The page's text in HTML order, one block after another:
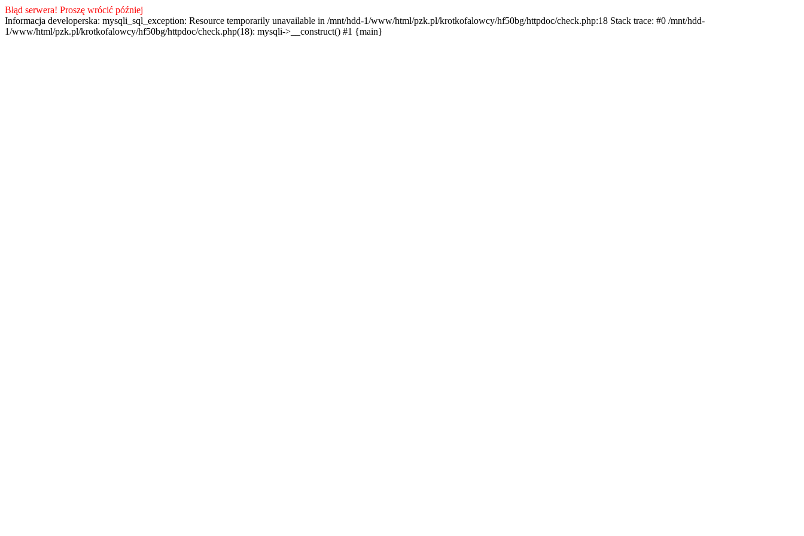
Błąd serwera! Proszę wrócić później
Informacja developerska: mysqli_sql_exception: Resource temporarily unavailable in /mnt/hdd-1/www/html/pzk.pl/krotkofalowcy/hf50bg/httpdoc/check.php:18 Stack trace: #0 /mnt/hdd-
1/www/html/pzk.pl/krotkofalowcy/hf50bg/httpdoc/check.php(18): mysqli->__construct() #1 {main}